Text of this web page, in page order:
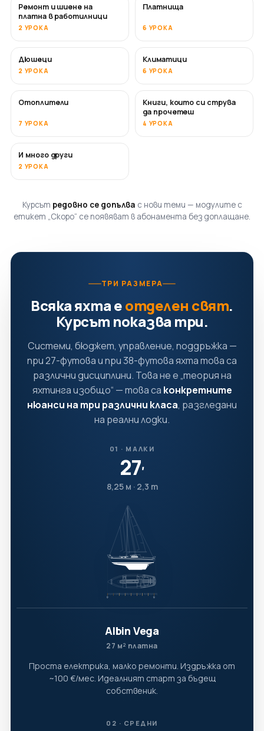
СКОРО
Ремонт и шиене на
платна в работилници
2 УРОКА
Платнища
6 УРОКА
Дюшеци
2 УРОКА
СКОРО
Климатици
6 УРОКА
СКОРО
Отоплители
7 УРОКА
СКОРО
Книги, които си струва
да прочетеш
4 УРОКА
СКОРО
И много други
2 УРОКА
Курсът редовно се допълва с нови теми — модулите с
етикет „Скоро“ се появяват в абонамента без доплащане.
ТРИ РАЗМЕРА
Всяка яхта еотделен свят.
Курсът показва три.
Системи, бюджет, управление, поддръжка —
при 27-футова и при 38-футова яхта това са
различни дисциплини. Това не е „теория на
яхтинга изобщо“ — това са конкретните
нюанси на три различни класа, разгледани
на реални лодки.
01 · МАЛКИ
27′
8,25 м · 2,3 т
Albin Vega
27 м² платна
Проста електрика, малко ремонти. Издръжка от
~100 €/мес. Идеалният старт за бъдещ
собственик.
02 · СРЕДНИ